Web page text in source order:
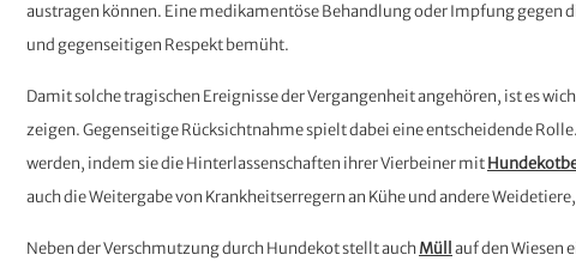
austragen können. Eine medikamentöse Behandlung oder Impfung
und gegenseitigen Respekt bemüht.
Damit solche tragischen Ereignisse der Vergangenheit angehören, ist es
zeigen. Gegenseitige Rücksichtnahme spielt dabei eine entscheidende
werden, indem sie die Hinterlassenschaften ihrer Vierbeiner mit
auch die Weitergabe von Krankheitserregern an Kühe und andere
Neben der Verschmutzung durch Hundekot stellt auchMüll auf den Wiesen